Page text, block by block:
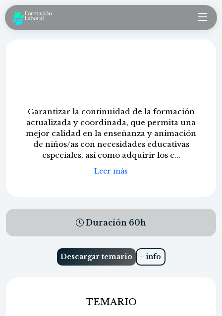
Garantizar la continuidad de la formación
actualizada y coordinada, que permita una
mejor calidad en la enseñanza y animación
de niños/as con necesidades educativas
especiales, así como adquirir los c...
Leer más
Duración 60h
Descargar temario + info
TEMARIO